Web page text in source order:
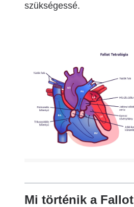
szükségessé.
Mi történik a Fallot